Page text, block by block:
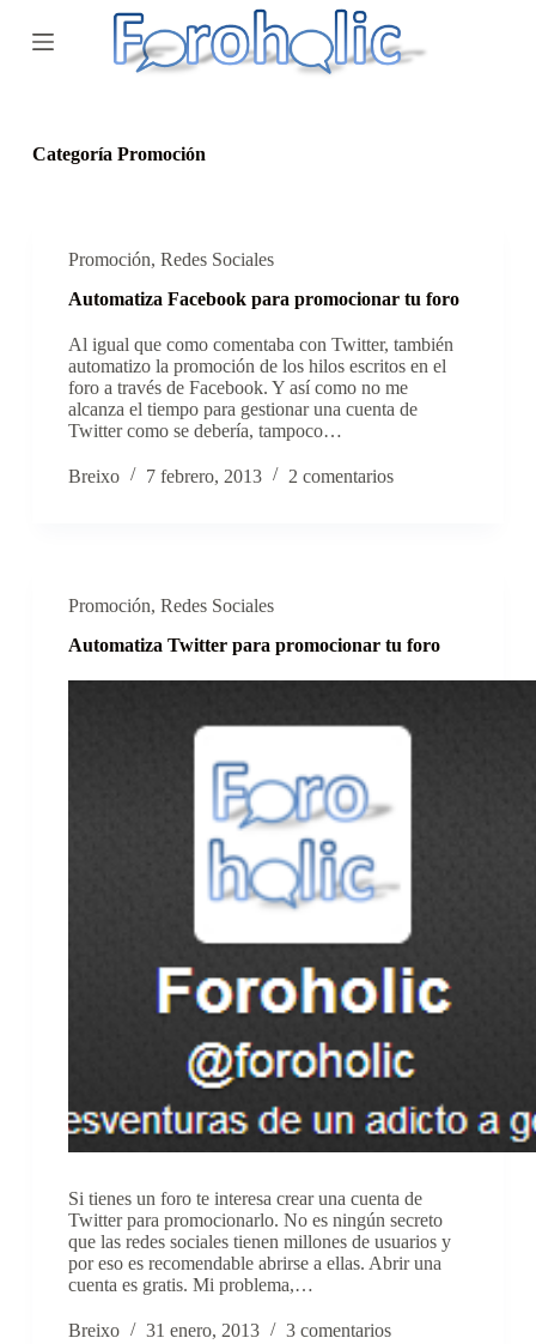
Categoría Promoción
Promoción, Redes Sociales
Automatiza Facebook para promocionar tu foro
Al igual que como comentaba con Twitter, también
automatizo la promoción de los hilos escritos en el
foro a través de Facebook. Y así como no me
alcanza el tiempo para gestionar una cuenta de
Twitter como se debería, tampoco…
Breixo 7 febrero, 2013 2 comentarios
Promoción, Redes Sociales
Automatiza Twitter para promocionar tu foro
Si tienes un foro te interesa crear una cuenta de
Twitter para promocionarlo. No es ningún secreto
que las redes sociales tienen millones de usuarios y
por eso es recomendable abrirse a ellas. Abrir una
cuenta es gratis. Mi problema,…
Breixo 31 enero, 2013 3 comentarios